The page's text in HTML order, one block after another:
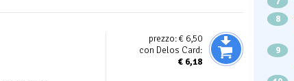
prezzo:€ 6,50
con Delos Card:
€ 6,18
8
9